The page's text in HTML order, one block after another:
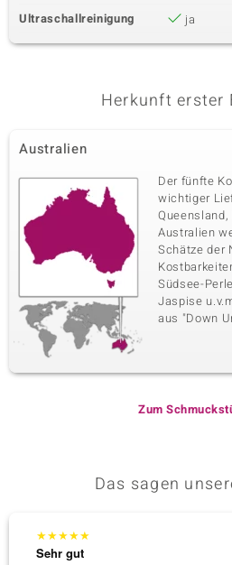
Ultraschallreinigung
ja
Herkunft erster
Australien
Der fünfte
wichtiger
Australien
Schätze der
Südsee-
Jaspise
aus "Down
Zum
Das sagen
★★★★★
Sehr gut